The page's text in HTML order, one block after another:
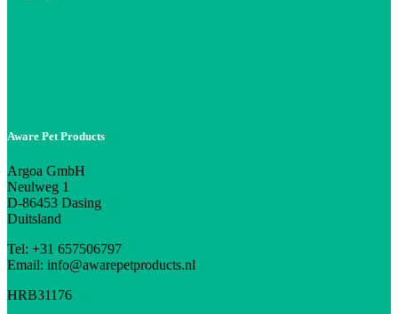
Aware Pet Products
Argoa GmbH
Neulweg 1
D-86453 Dasing
Duitsland
Tel: +31 657506797
Email: info@awarepetproducts.nl
HRB31176